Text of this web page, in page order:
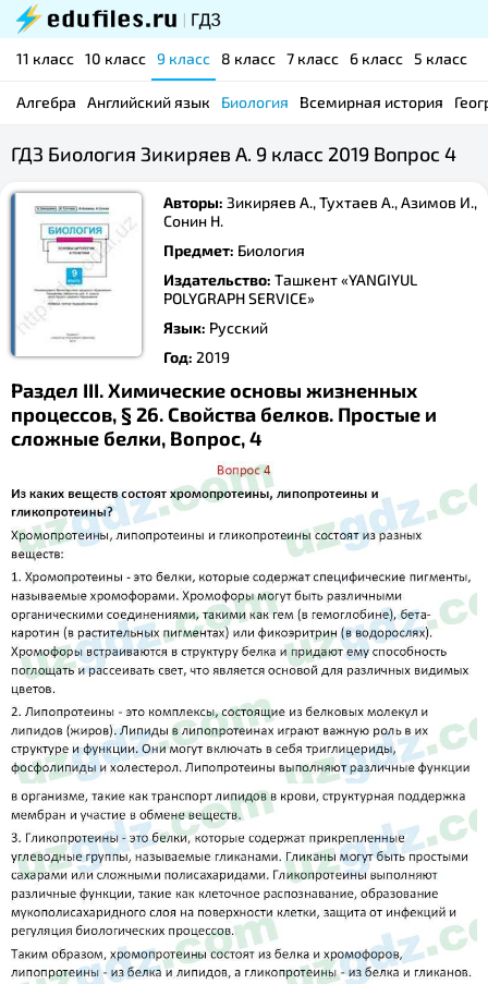
11 класс 10 класс 9 класс 8 класс 7 класс 6 класс 5 класс
Алгебра Английский язык Биология Всемирная история
ГДЗ Биология Зикиряев А. 9 класс 2019 Вопрос 4
Авторы: Зикиряев А., Тухтаев А., Азимов И.,
Сонин Н.
Предмет: Биология
Издательство: Ташкент «YANGIYUL
POLYGRAPH SERVICE»
Язык: Русский
Год: 2019
Раздел III. Химические основы жизненных
процессов, § 26. Свойства белков. Простые и
сложные белки, Вопрос, 4